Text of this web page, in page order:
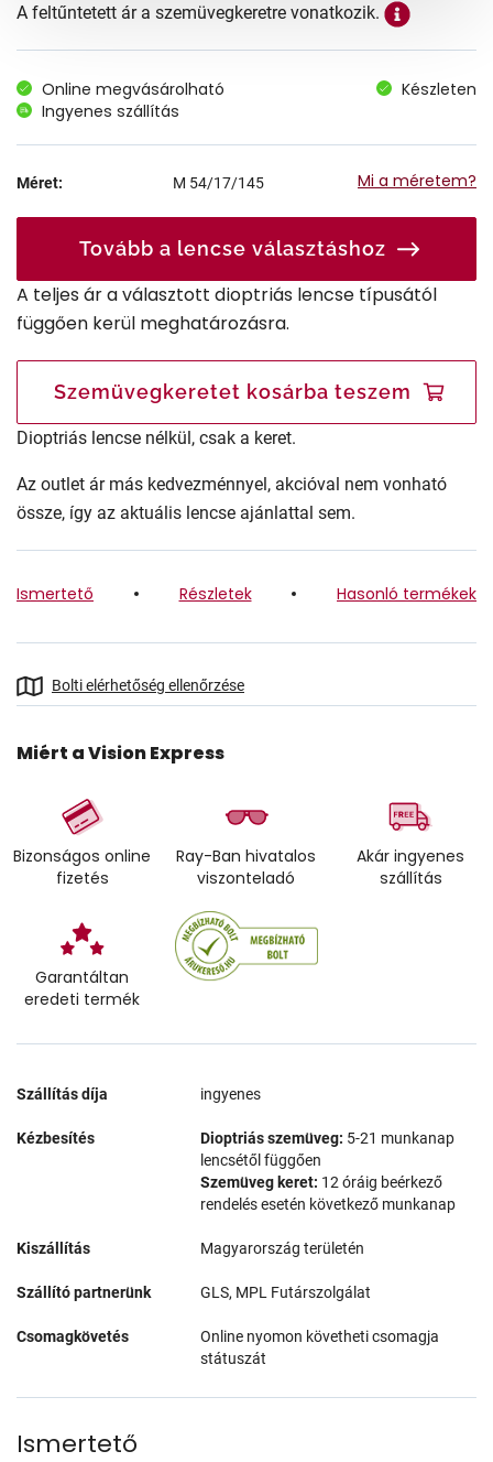
A feltűntetett ár a szemüvegkeretre vonatkozik.
Online megvásárolható
Készleten
Ingyenes szállítás
Méret: M 54/17/145 Mi a méretem?
Tovább a lencse választáshoz
A teljes ár a választott dioptriás lencse típusától
függően kerül meghatározásra.
Szemüvegkeretet kosárba teszem
Dioptriás lencse nélkül, csak a keret.
Az outlet ár más kedvezménnyel, akcióval nem vonható
össze, így az aktuális lencse ajánlattal sem.
Ismertető Részletek Hasonló termékek
Bolti elérhetőség ellenőrzése
Miért a Vision Express
Bizonságos online
fizetés
Ray-Ban hivatalos
viszonteladó
Akár ingyenes
szállítás
Garantáltan
eredeti termék
Szállítás díja ingyenes
Kézbesítés Dioptriás szemüveg: 5-21 munkanap
lencsétől függően
Szemüveg keret: 12 óráig beérkező
rendelés esetén következő munkanap
Kiszállítás Magyarország területén
Szállító partnerünk GLS, MPL Futárszolgálat
Csomagkövetés
Online nyomon követheti csomagja
státuszát
Ismertető